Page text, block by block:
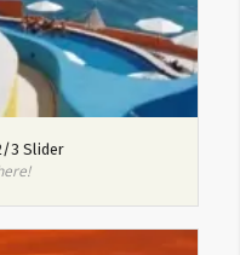
3 Slider